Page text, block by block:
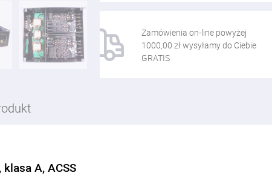
Zamówienia on-line powyżej
1000,00 zł wysyłamy do Ciebie
GRATIS
A, ACSS